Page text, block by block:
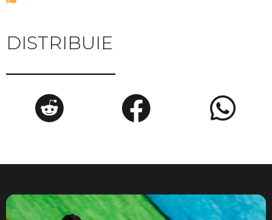
DISTRIBUIE